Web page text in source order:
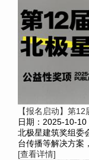
【报名启动】第
日期：2025-10-10
北极星建筑奖组委
台传播等解决方案
[查看详情]